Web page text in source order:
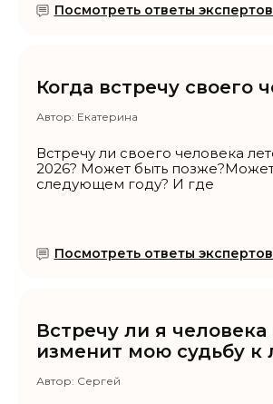
Посмотреть ответы экспертов
Когда встречу своего
Автор: Екатерина
Встречу ли своего человека
2026? Может быть
следующем году? И где
Посмотреть ответы экспертов
Встречу ли я
изменит мою судьбу к
Автор: Сергей